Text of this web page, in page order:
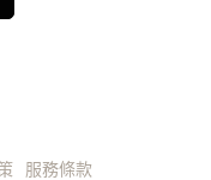
服務條款